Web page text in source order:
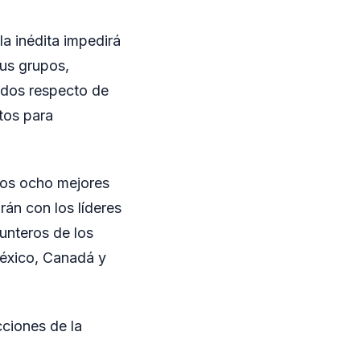
inédita impedirá
grupos,
respecto de
para
ocho mejores
con los líderes
de los
Canadá y
de la